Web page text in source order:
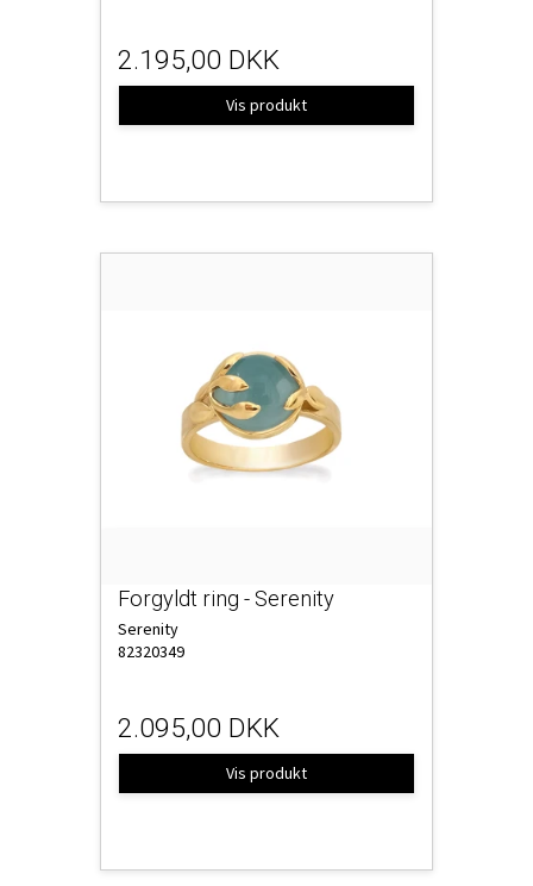
2.195,00 DKK
Vis produkt
Forgyldt ring - Serenity
Serenity
82320349
2.095,00 DKK
Vis produkt